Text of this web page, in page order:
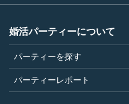
当社が企画する
されている年齢
こと。
参加条件があり
ーは、その条件
婚活パーティーについて
パーティーを探す
パーティーレポート